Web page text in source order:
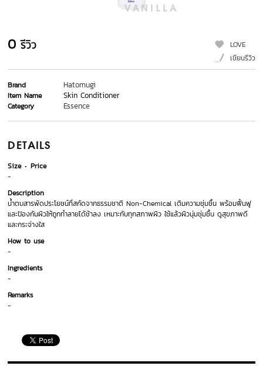
0 รีวิว
LOVE
เขียนรีวิว
Brand Hatomugi
Item Name Skin Conditioner
Category Essence
DETAILS
Size
Price
-
Description
น้ำตบสารพัดประโยชน์ที่สกัดจากธรรมชาติ Non-Chemical เติมความชุ่มชื้น พร้อมฟื้นฟู
และป้องกันผิวให้ถูกทำลายได้ช้าลง เหมาะกับทุกสภาพผิว ใช้แล้วผิวนุ่มชุ่มชื้น ดูสุขภาพดี
และกระจ่างใส
How to use
-
Ingredients
-
Remarks
-